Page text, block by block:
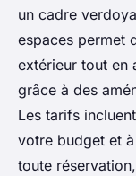
un cadre
espaces permet
extérieur tout en
grâce à des
Les tarifs
votre budget et
toute